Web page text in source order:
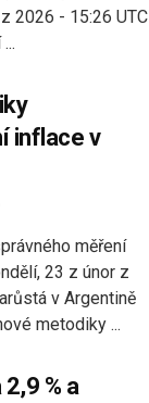
2026 - 15:26 UTC
inflace v
měření
23 z únor z
v Argentině
metodiky ...
% a